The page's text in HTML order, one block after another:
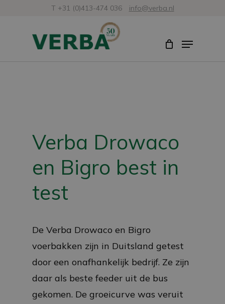
T +31 (0)413-474 036 info@verba.nl
Menu
Verba Drowaco
en Bigro best in
test
De Verba Drowaco en Bigro
voerbakken zijn in Duitsland getest
door een onafhankelijk bedrijf. Ze zijn
daar als beste feeder uit de bus
gekomen. De groeicurve was veruit